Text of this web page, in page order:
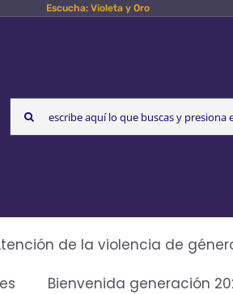
Escucha: Violeta y Oro
Search
for:
de la violencia de
Bienvenida generación